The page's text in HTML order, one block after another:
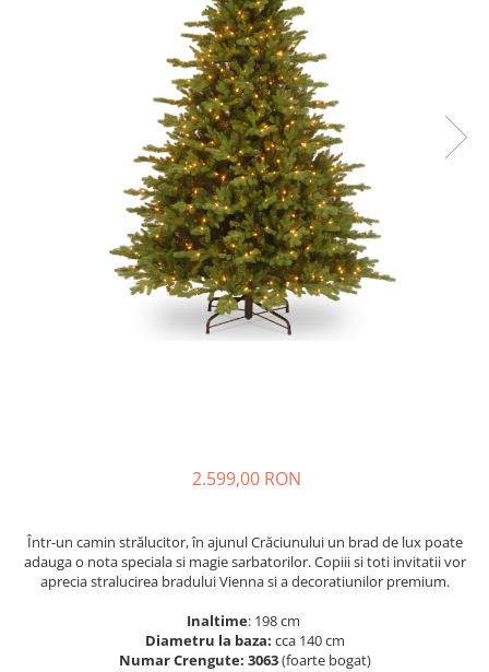
2.599,00 RON
Într-un camin strălucitor, în ajunul Crăciunului un brad de lux poate
adauga o nota speciala si magie sarbatorilor. Copiii si toti invitatii vor
aprecia stralucirea bradului Vienna si a decoratiunilor premium.
Inaltime: 198 cm
Diametru la baza: cca 140 cm
Numar Crengute: 3063(foarte bogat)